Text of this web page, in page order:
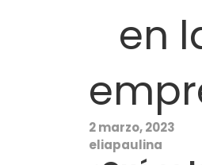
en
2 marzo, 2023
eliapaulina